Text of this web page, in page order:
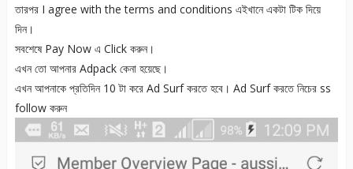
তারপর I agree with the terms and conditions এইখানে একটা টিক দিয়ে
দিন।
সবশেষে Pay Now এ Click করুন।
এখন তো আপনার Adpack কেনা হয়েছে।
এখন আপনাকে প্রতিদিন 10 টা করে Ad Surf করতে হবে। Ad Surf করতে নিচের ss
follow করুন